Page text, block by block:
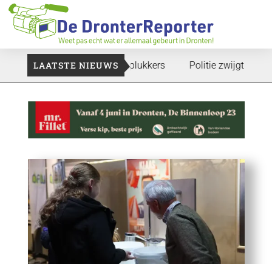
LAATSTE NIEUWS
Voedselbank zoekt plukkers Politie zwijgt nog over